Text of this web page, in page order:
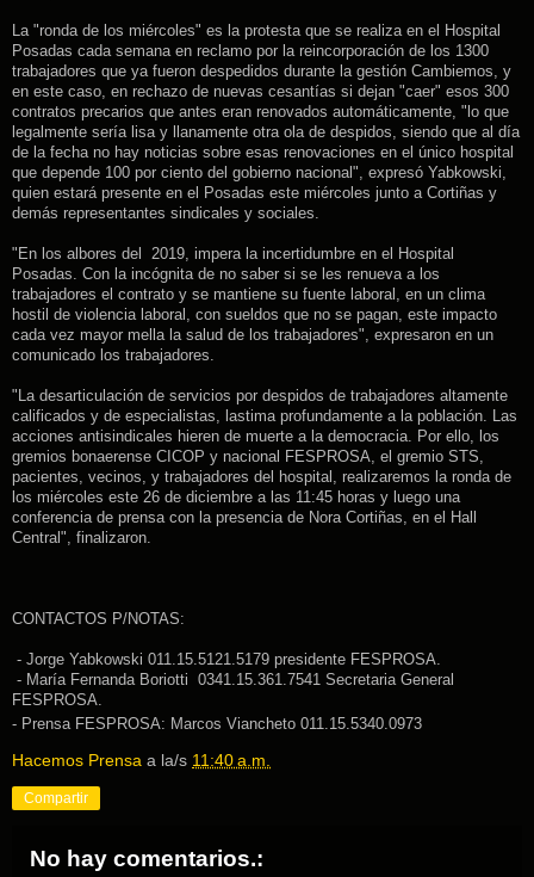
La "ronda de los miércoles" es la protesta que se realiza en el Hospital
Posadas cada semana en reclamo por la reincorporación de los 1300
trabajadores que ya fueron despedidos durante la gestión Cambiemos, y
en este caso, en rechazo de nuevas cesantías si dejan "caer" esos 300
contratos precarios que antes eran renovados automáticamente, "lo que
legalmente sería lisa y llanamente otra ola de despidos, siendo que al día
de la fecha no hay noticias sobre esas renovaciones en el único hospital
que depende 100 por ciento del gobierno nacional", expresó Yabkowski,
quien estará presente en el Posadas este miércoles junto a Cortiñas y
demás representantes sindicales y sociales.
"En los albores del 2019, impera la incertidumbre en el Hospital
Posadas. Con la incógnita de no saber si se les renueva a los
trabajadores el contrato y se mantiene su fuente laboral, en un clima
hostil de violencia laboral, con sueldos que no se pagan, este impacto
cada vez mayor mella la salud de los trabajadores", expresaron en un
comunicado los trabajadores.
"La desarticulación de servicios por despidos de trabajadores altamente
calificados y de especialistas, lastima profundamente a la población. Las
acciones antisindicales hieren de muerte a la democracia. Por ello, los
gremios bonaerense CICOP y nacional FESPROSA, el gremio STS,
pacientes, vecinos, y trabajadores del hospital, realizaremos la ronda de
los miércoles este 26 de diciembre a las 11:45 horas y luego una
conferencia de prensa con la presencia de Nora Cortiñas, en el Hall
Central", finalizaron.
CONTACTOS P/NOTAS:
- Jorge Yabkowski 011.15.5121.5179 presidente FESPROSA.
- María Fernanda Boriotti 0341.15.361.7541 Secretaria General
FESPROSA.
- Prensa FESPROSA: Marcos Viancheto 011.15.5340.0973
Hacemos Prensa a la/s 11:40 a.m.
Compartir
No hay comentarios.: